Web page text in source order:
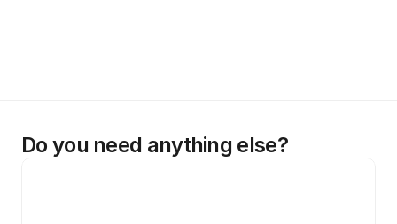
Do you need anything else?